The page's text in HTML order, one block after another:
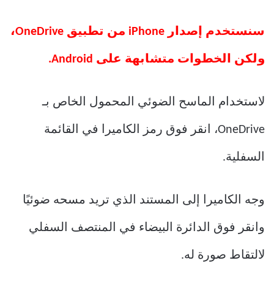
سنستخدم إصدار iPhone من تطبيق OneDrive،
ولكن الخطوات متشابهة على Android.
لاستخدام الماسح الضوئي المحمول الخاص بـ
OneDrive، انقر فوق رمز الكاميرا في القائمة
السفلية.
وجه الكاميرا إلى المستند الذي تريد مسحه ضوئيًا
وانقر فوق الدائرة البيضاء في المنتصف السفلي
لالتقاط صورة له.